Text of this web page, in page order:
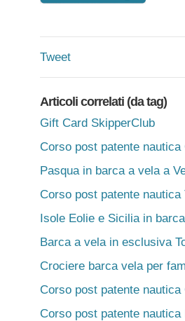
Tweet
Articoli correlati (da tag)
Gift Card SkipperClub
Corso post patente nautica
Pasqua in barca a vela a
Corso post patente nautica
Isole Eolie e Sicilia in
Barca a vela in esclusiva
Crociere barca vela per
Corso post patente nautica
Corso post patente nautica